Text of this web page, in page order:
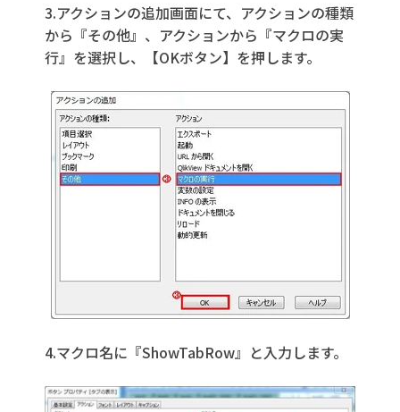
3.アクションの追加画面にて、アクションの種類
から『その他』、アクションから『マクロの実
行』を選択し、【OKボタン】を押します。
4.マクロ名に『ShowTabRow』と入力します。